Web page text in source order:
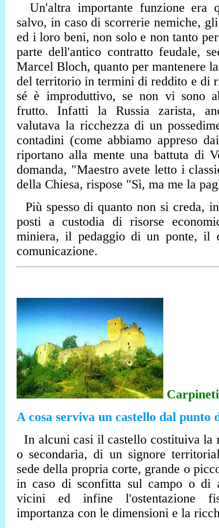
Un'altra importante funzione era
salvo, in caso di scorrerie nemiche,
ed i loro beni, non solo e non tanto
parte dell'antico contratto feudale,
Marcel Bloch, quanto per mantenere
del territorio in termini di reddito e di
sé è improduttivo, se non vi sono
frutto. Infatti la Russia zarista,
valutava la ricchezza di un
contadini (come abbiamo appreso
riportano alla mente una battuta di
domanda, "Maestro avete letto i
della Chiesa, rispose "Sì, ma me la
Più spesso di quanto non si creda,
posti a custodia di risorse
miniera, il pedaggio di un ponte, il
comunicazione.
Carpineti
A cosa serviva un castello dal punto
In alcuni casi il castello costituiva la
o secondaria, di un signore
sede della propria corte, grande o
in caso di sconfitta sul campo o di
vicini ed infine l'ostentazione
importanza con le dimensioni e la